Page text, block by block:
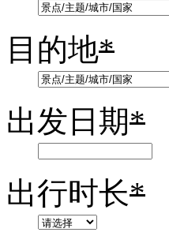
目的地*
出发日期*
出行时长*